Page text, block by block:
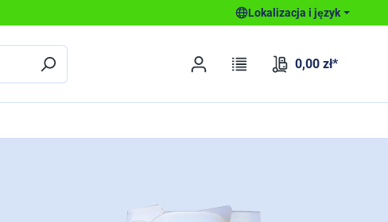
Lokalizacja i język
0,00 zł*